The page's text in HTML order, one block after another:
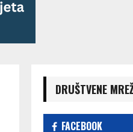
DRUŠTVENE
FACEBOOK